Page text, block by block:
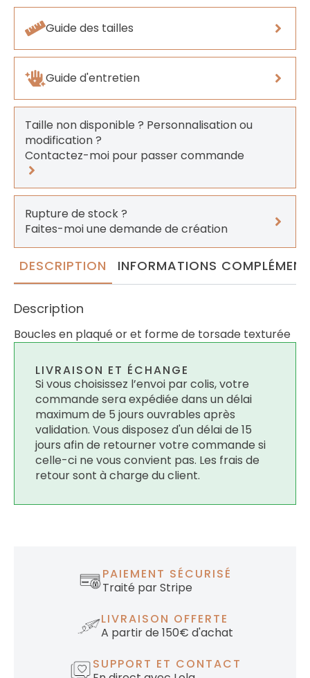
Guide des tailles
Guide d'entretien
Taille non disponible ? Personnalisation ou
modification ?
Contactez-moi pour passer commande
Rupture de stock ?
Faites-moi une demande de création
DESCRIPTION INFORMATIONS
Description
Boucles en plaqué or et forme de torsade texturée
LIVRAISON ET ÉCHANGE
Si vous choisissez l’envoi par colis, votre
commande sera expédiée dans un délai
maximum de 5 jours ouvrables après
validation. Vous disposez d'un délai de 15
jours afin de retourner votre commande si
celle-ci ne vous convient pas. Les frais de
retour sont à charge du client.
PAIEMENT SÉCURISÉ
Traité par Stripe
LIVRAISON OFFERTE
A partir de 150€ d'achat
SUPPORT ET CONTACT